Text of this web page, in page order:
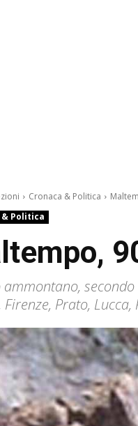
Cronaca & Politica
& Politica
ammontano,
Firenze, Prato,